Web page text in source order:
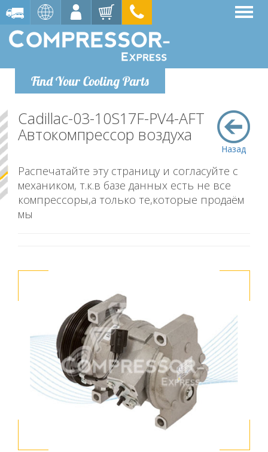
Find Your Cooling Parts
Назад
Cadillac-03-10S17F-PV4-AFT
Автокомпрессор воздуха
Распечатайте эту страницу и согласуйте с
механиком, т.к.в базе данных есть не все
компрессоры,а только те,которые продаём
мы